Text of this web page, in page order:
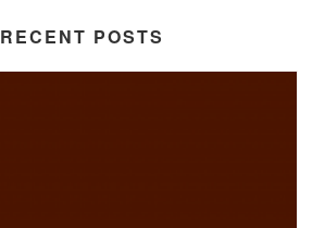
RECENT POSTS